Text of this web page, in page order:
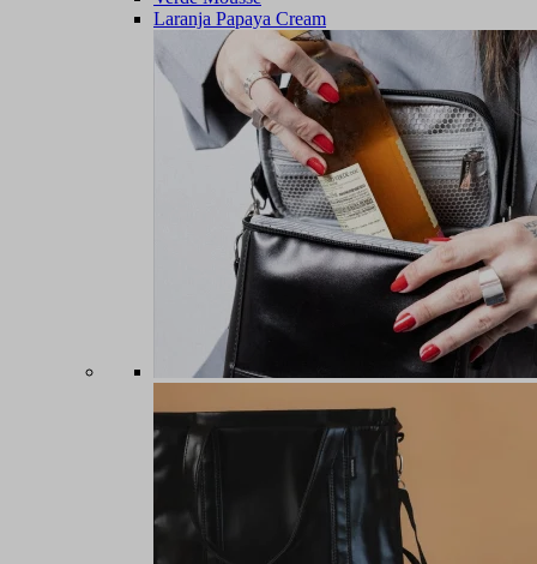
Laranja Papaya Cream